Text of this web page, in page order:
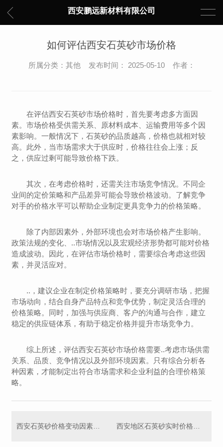
西安鹏远新材料有限公司
如何评估西安石英砂市场价格
所属分类：其他 发布时间： 2025-05-10 作者：
在评估西安石英砂市场价格时，首先要考虑多方面因
素。市场价格受供需关系、原材料成本、运输费用等多个因
素影响。一般情况下，石英砂的品质越高，价格也就相对较
高。此外，当市场需求大于供应时，价格往往会上涨；反
之，供应过剩可能导致价格下跌。
其次，在考虑价格时，还需关注市场竞争情况。不同企
业间的定价策略和产品差异可能会导致价格波动。了解竞争
对手的价格水平可以帮助企业制定更具竞争力的价格策略。
除了内部因素外，外部环境也会对市场价格产生影响。
政策法规的变化、..市场情况以及宏观经济形势都可能对价格
造成波动。因此，在评估市场价格时，需要综合考虑这些因
素，并灵活应对。
..，建议企业在制定价格策略时，要充分调研市场，把握
市场动向，结合自身产品特点和竞争优势，制定灵活合理的
价格策略。同时，加强与供应商、客户的沟通与合作，建立
稳定的供应链体系，有助于稳定价格并提升市场竞争力。
综上所述，评估西安石英砂市场价格需要..考虑市场供需
关系、品质、竞争情况以及外部环境因素。只有综合分析各
种因素，才能制定出符合市场需求和企业利益的合理价格策
略。